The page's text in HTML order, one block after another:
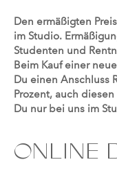
Den ermäßigten
im Studio.
Studenten und
Beim Kauf einer
Du einen Anschluss
Prozent, auch
Du nur bei uns im
ONLINE